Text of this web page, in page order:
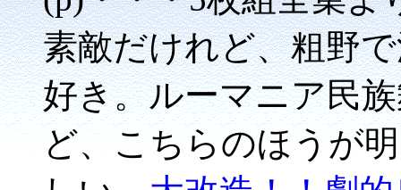
素敵だけれど、粗野
好き。ルーマニア民
ど、こちらのほうが